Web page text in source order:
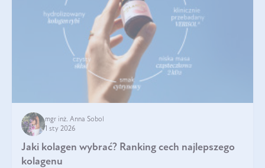
mgr inż. Anna Sobol
1 sty 2026
Jaki kolagen wybrać? Ranking cech najlepszego
kolagenu